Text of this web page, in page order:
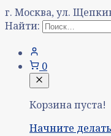
г. Москва, ул.
Найти:
0
Корзина пуста!
Начните